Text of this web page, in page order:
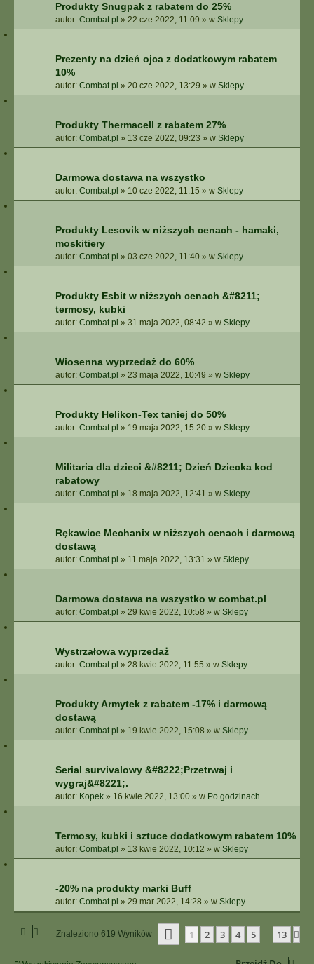
Produkty Snugpak z rabatem do 25%
autor: Combat.pl » 22 cze 2022, 11:09 » w Sklepy
Prezenty na dzień ojca z dodatkowym rabatem
10%
autor: Combat.pl » 20 cze 2022, 13:29 » w Sklepy
Produkty Thermacell z rabatem 27%
autor: Combat.pl » 13 cze 2022, 09:23 » w Sklepy
Darmowa dostawa na wszystko
autor: Combat.pl » 10 cze 2022, 11:15 » w Sklepy
Produkty Lesovik w niższych cenach - hamaki,
moskitiery
autor: Combat.pl » 03 cze 2022, 11:40 » w Sklepy
Produkty Esbit w niższych cenach &#8211;
termosy, kubki
autor: Combat.pl » 31 maja 2022, 08:42 » w Sklepy
Wiosenna wyprzedaż do 60%
autor: Combat.pl » 23 maja 2022, 10:49 » w Sklepy
Produkty Helikon-Tex taniej do 50%
autor: Combat.pl » 19 maja 2022, 15:20 » w Sklepy
Militaria dla dzieci &#8211; Dzień Dziecka kod
rabatowy
autor: Combat.pl » 18 maja 2022, 12:41 » w Sklepy
Rękawice Mechanix w niższych cenach i darmową
dostawą
autor: Combat.pl » 11 maja 2022, 13:31 » w Sklepy
Darmowa dostawa na wszystko w combat.pl
autor: Combat.pl » 29 kwie 2022, 10:58 » w Sklepy
Wystrzałowa wyprzedaż
autor: Combat.pl » 28 kwie 2022, 11:55 » w Sklepy
Produkty Armytek z rabatem -17% i darmową
dostawą
autor: Combat.pl » 19 kwie 2022, 15:08 » w Sklepy
Serial survivalowy &#8222;Przetrwaj i
wygraj&#8221;.
autor: Kopek » 16 kwie 2022, 13:00 » w Po godzinach
Termosy, kubki i sztuce dodatkowym rabatem 10%
autor: Combat.pl » 13 kwie 2022, 10:12 » w Sklepy
-20% na produkty marki Buff
autor: Combat.pl » 29 mar 2022, 14:28 » w Sklepy
Znaleziono 619 Wyników Strona1Z13
1 2 3 4 5 13